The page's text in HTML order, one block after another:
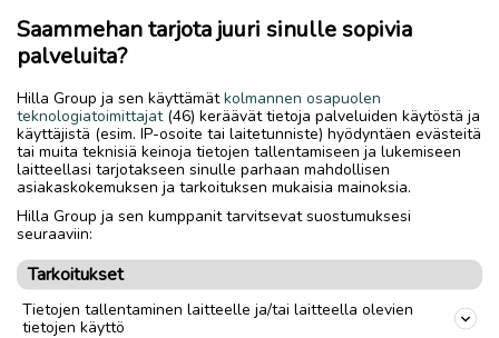
Saammehan tarjota juuri sinulle sopivia
palveluita?
Hilla Group ja sen käyttämätkolmannen osapuolen
teknologiatoimittajat(46) keräävät tietoja palveluiden käytöstä ja
käyttäjistä (esim. IP-osoite tai laitetunniste) hyödyntäen evästeitä
tai muita teknisiä keinoja tietojen tallentamiseen ja lukemiseen
laitteellasi tarjotakseen sinulle parhaan mahdollisen
asiakaskokemuksen ja tarkoituksen mukaisia mainoksia.
Hilla Group ja sen kumppanit tarvitsevat suostumuksesi
seuraaviin:
Tarkoitukset
Tietojen tallentaminen laitteelle ja/tai laitteella olevien
tietojen käyttö